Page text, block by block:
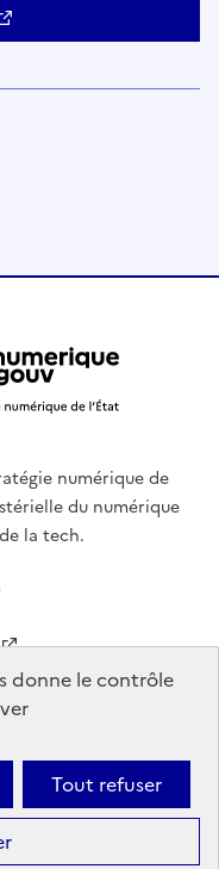
numérique de
du numérique
la tech.
détenue par des tiers,
donne le contrôle
Tout refuser